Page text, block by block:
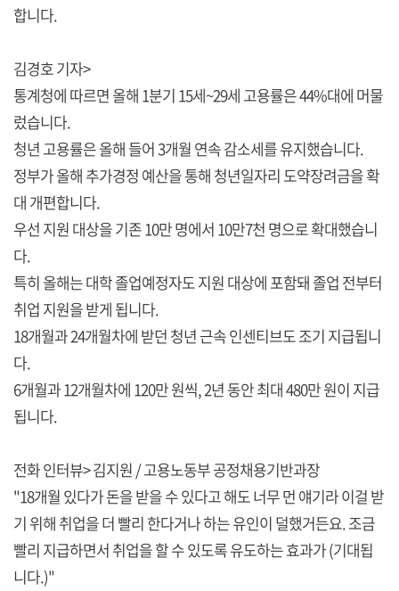
합니다.
김경호 기자>
통계청에 따르면 올해 1분기 15세~29세 고용률은 44%대에 머물
렀습니다.
청년 고용률은 올해 들어 3개월 연속 감소세를 유지했습니다.
정부가 올해 추가경정 예산을 통해 청년일자리 도약장려금을 확
대 개편합니다.
우선 지원 대상을 기존 10만 명에서 10만7천 명으로 확대했습니
다.
특히 올해는 대학 졸업예정자도 지원 대상에 포함돼 졸업 전부터
취업 지원을 받게 됩니다.
18개월과 24개월차에 받던 청년 근속 인센티브도 조기 지급됩니
다.
6개월과 12개월차에 120만 원씩, 2년 동안 최대 480만 원이 지급
됩니다.
전화 인터뷰> 김지원 / 고용노동부 공정채용기반과장
"18개월 있다가 돈을 받을 수 있다고 해도 너무 먼 얘기라 이걸 받
기 위해 취업을 더 빨리 한다거나 하는 유인이 덜했거든요. 조금
빨리 지급하면서 취업을 할 수 있도록 유도하는 효과가 (기대됩
니다.)"